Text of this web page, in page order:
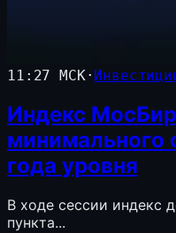
11:27 МСК·
Индекс
минимального
года уровня
В ходе сессии индекс
пункта...